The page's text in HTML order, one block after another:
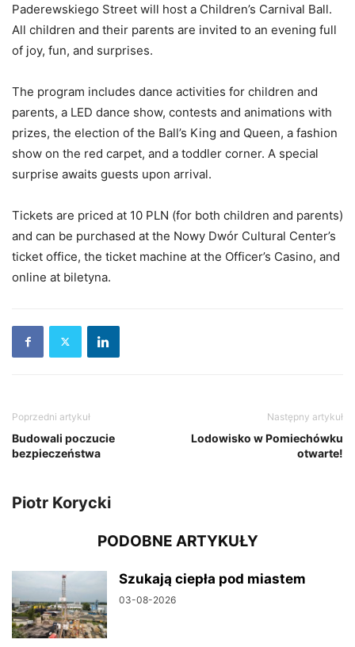
Paderewskiego Street will host a Children’s Carnival Ball.
All children and their parents are invited to an evening full
of joy, fun, and surprises.
The program includes dance activities for children and
parents, a LED dance show, contests and animations with
prizes, the election of the Ball’s King and Queen, a fashion
show on the red carpet, and a toddler corner. A special
surprise awaits guests upon arrival.
Tickets are priced at 10 PLN (for both children and parents)
and can be purchased at the Nowy Dwór Cultural Center’s
ticket office, the ticket machine at the Officer’s Casino, and
online at biletyna.
Poprzedni artykuł
Budowali poczucie
bezpieczeństwa
Następny artykuł
Lodowisko w Pomiechówku
otwarte!
Piotr Korycki
PODOBNE ARTYKUŁY
Szukają ciepła pod miastem
03-08-2026